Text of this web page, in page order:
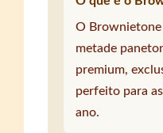
O
metade
premium,
perfeito para
ano.